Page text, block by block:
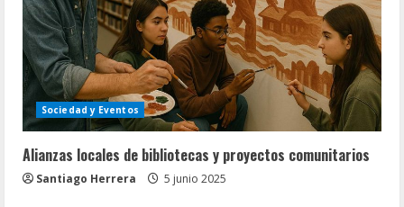
Sociedad y Eventos
Alianzas locales de bibliotecas y proyectos comunitarios
Santiago Herrera 5 junio 2025